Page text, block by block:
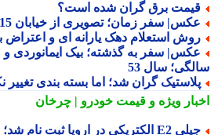
برق گران شده است؟
سفر زمان؛ تصویری از خیابان 15 خرداد تهران در سال 1356
استعلام دهک یارانه ای و اعتراض به
سال 53
گران شد؛ اما بسته بندی تغییر
ویژهو قیمت خودرو | چرخان